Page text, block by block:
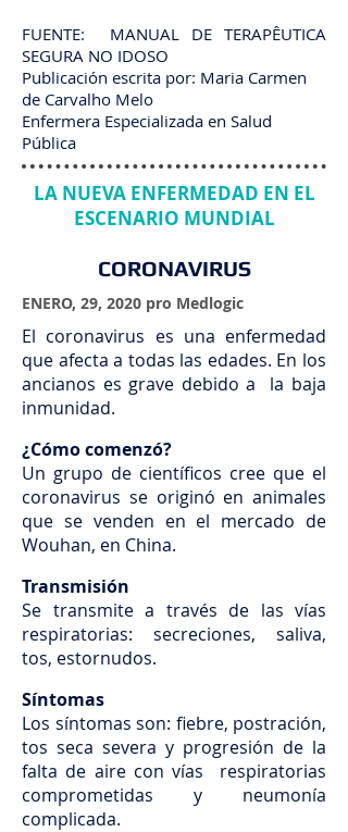
FUENTE: MANUAL DE TERAPÊUTICA
SEGURA NO IDOSO
Publicación escrita por: Maria Carmen
de Carvalho Melo
Enfermera Especializada en Salud
Pública
LA NUEVA ENFERMEDAD EN EL
ESCENARIO MUNDIAL
CORONAVIRUS
ENERO, 29, 2020 pro Medlogic
El coronavirus es una enfermedad
que afecta a todas las edades. En los
ancianos es grave debido a la baja
inmunidad.
¿Cómo comenzó?
Un grupo de científicos cree que el
coronavirus se originó en animales
que se venden en el mercado de
Wouhan, en China.
Transmisión
Se transmite a través de las vías
respiratorias: secreciones, saliva,
tos, estornudos.
Síntomas
Los síntomas son: fiebre, postración,
tos seca severa y progresión de la
falta de aire con vías respiratorias
comprometidas y neumonía
complicada.